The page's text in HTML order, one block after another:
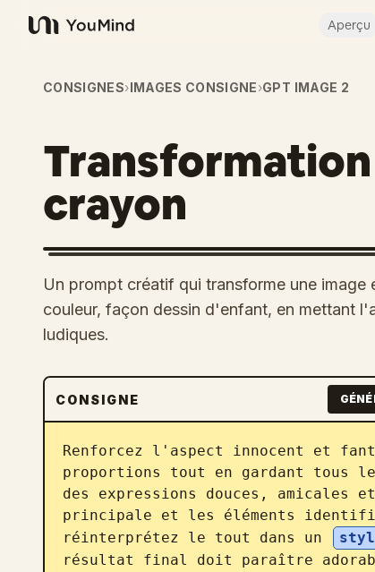
YouMind
Aperçu
CONSIGNES›IMAGES CONSIGNE›GPT IMAGE 2
Transformation
crayon
Un prompt créatif qui transforme une
couleur, façon dessin d'enfant, en mettant
ludiques.
CONSIGNE
Renforcez l'aspect innocent et
proportions tout en gardant tous
des expressions douces, amicales
principale et les éléments
réinterprétez le tout dans un
résultat final doit paraître